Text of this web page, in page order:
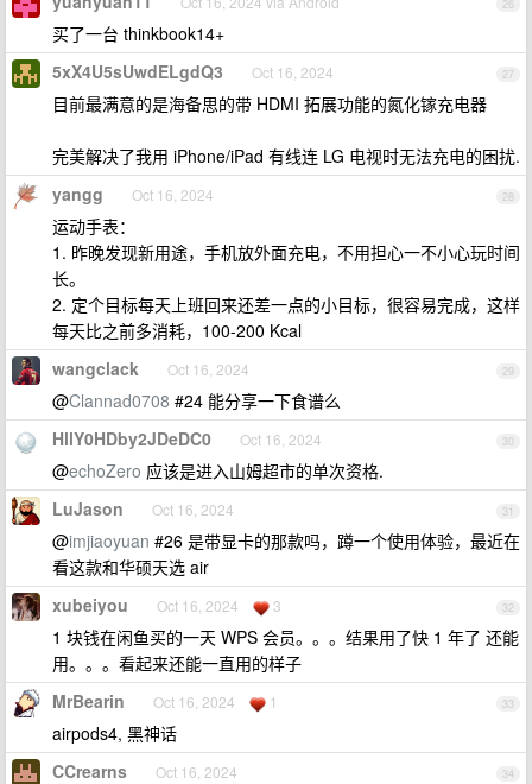
26
买了一台 thinkbook14+
27
5xX4U5sUwdELgdQ3 Oct 16, 2024
目前最满意的是海备思的带 HDMI 拓展功能的氮化镓充电器
完美解决了我用 iPhone/iPad 有线连 LG 电视时无法充电的困扰.
28
yangg Oct 16, 2024
运动手表：
1. 昨晚发现新用途，手机放外面充电，不用担心一不小心玩时间
长。
2. 定个目标每天上班回来还差一点的小目标，很容易完成，这样
每天比之前多消耗，100-200 Kcal
29
wangclack Oct 16, 2024
@Clannad0708 #24 能分享一下食谱么
30
HllY0HDby2JDeDC0 Oct 16, 2024
@echoZero 应该是进入山姆超市的单次资格.
31
LuJason Oct 16, 2024
@imjiaoyuan #26 是带显卡的那款吗，蹲一个使用体验，最近在
看这款和华硕天选 air
32
xubeiyou Oct 16, 2024 3
1 块钱在闲鱼买的一天 WPS 会员。。。结果用了快 1 年了 还能
用。。。看起来还能一直用的样子
33
MrBearin Oct 16, 2024 1
airpods4, 黑神话
34
CCrearns Oct 16, 2024